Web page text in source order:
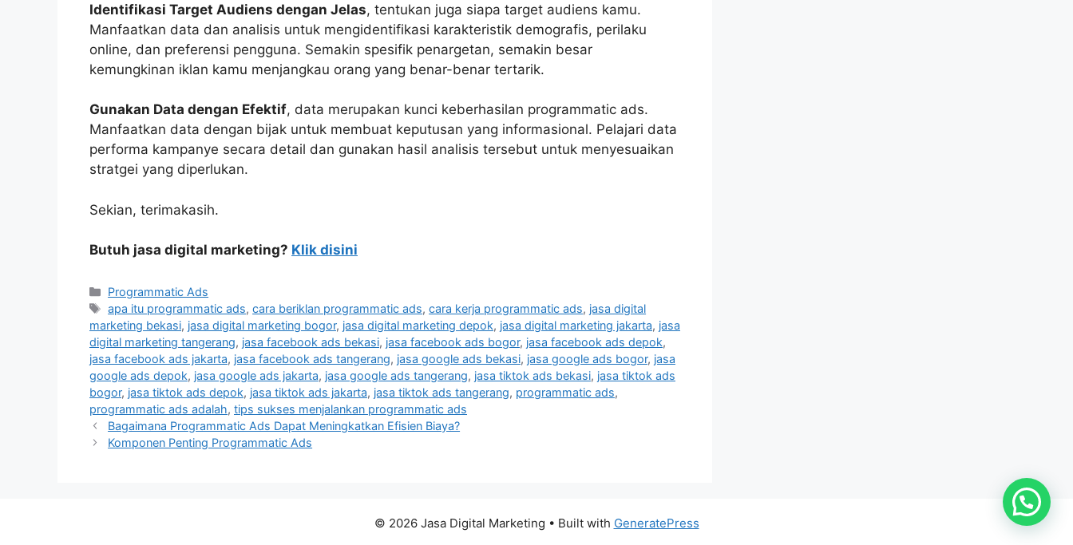
Identifikasi Target Audiens dengan Jelas, tentukan juga siapa target audiens kamu.
Manfaatkan data dan analisis untuk mengidentifikasi karakteristik demografis, perilaku
online, dan preferensi pengguna. Semakin spesifik penargetan, semakin besar
kemungkinan iklan kamu menjangkau orang yang benar-benar tertarik.
Gunakan Data dengan Efektif, data merupakan kunci keberhasilan programmatic ads.
Manfaatkan data dengan bijak untuk membuat keputusan yang informasional. Pelajari data
performa kampanye secara detail dan gunakan hasil analisis tersebut untuk menyesuaikan
stratgei yang diperlukan.
Sekian, terimakasih.
Butuh jasa digital marketing? Klik disini
Programmatic Ads
apa itu programmatic ads,cara beriklan programmatic ads,cara kerja programmatic ads, jasa digital
marketing bekasi, jasa digital marketing bogor, jasa digital marketing depok, jasa digital marketing jakarta, jasa
digital marketing tangerang, jasa facebook ads bekasi, jasa facebook ads bogor, jasa facebook ads depok,
jasa facebook ads jakarta, jasa facebook ads tangerang, jasa google ads bekasi, jasa google ads bogor, jasa
google ads depok, jasa google ads jakarta, jasa google ads tangerang, jasa tiktok ads bekasi, jasa tiktok ads
bogor, jasa tiktok ads depok, jasa tiktok ads jakarta, jasa tiktok ads tangerang, programmatic ads,
programmatic ads adalah, tips sukses menjalankan programmatic ads
Bagaimana Programmatic Ads Dapat Meningkatkan Efisien Biaya?
Komponen Penting Programmatic Ads
© 2026 Jasa Digital Marketing • Built with GeneratePress